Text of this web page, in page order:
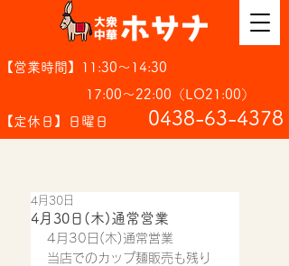
【営業時間】11:30～14:30
17:00～22:00（LO21:00）
【定休日】日曜日
​0438-63-4378
4月30日(木)通常営業
4月30日
4月30日(木)通常営業
当店でのカップ麺販売も残り